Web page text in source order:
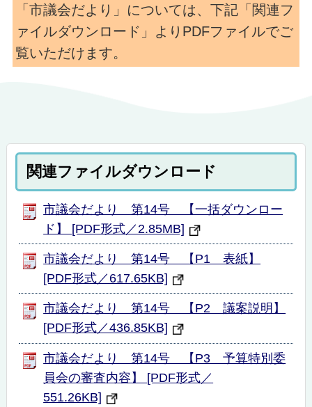
「市議会だより」については、下記「関連フ
ァイルダウンロード」よりPDFファイルでご
覧いただけます。
関連ファイルダウンロード
市議会だより 第14号 【一括ダウンロー
ド】 [PDF形式／2.85MB]
市議会だより 第14号 【P1 表紙】
[PDF形式／617.65KB]
市議会だより 第14号 【P2 議案説明】
[PDF形式／436.85KB]
市議会だより 第14号 【P3 予算特別委
員会の審査内容】 [PDF形式／
551.26KB]